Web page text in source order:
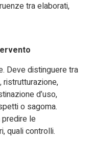
tra elaborati,
Deve distinguere tra
ristrutturazione,
d’uso,
o sagoma.
predire le
quali controlli.